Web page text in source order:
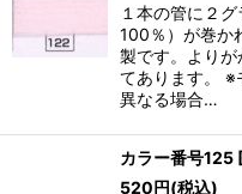
１本の管に２
100％）が巻か
製です。より
てあります。 ※
異なる場合…
カラー番号125
520円(税込)